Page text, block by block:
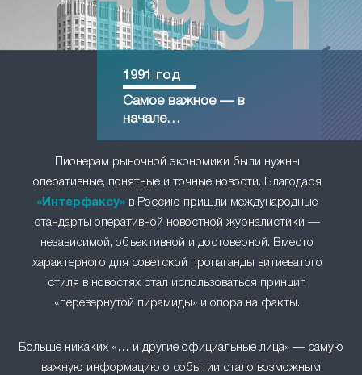
Пионерам рыночной экономики были нужны
оперативные, понятные и точные новости. Благодаря
«Интерфаксу» в Россию пришли международные
стандарты оперативной новостной журналистики —
независимой, объективной и достоверной. Вместо
характерного для советской пропаганды витиеватого
стиля в новостях стал использоваться принцип
«перевернутой пирамиды» и опора на факты.
1991 год
Самое важное — в
начале…
Больше никаких «… и другие официальные лица» — самую
важную информацию о событии стало возможным